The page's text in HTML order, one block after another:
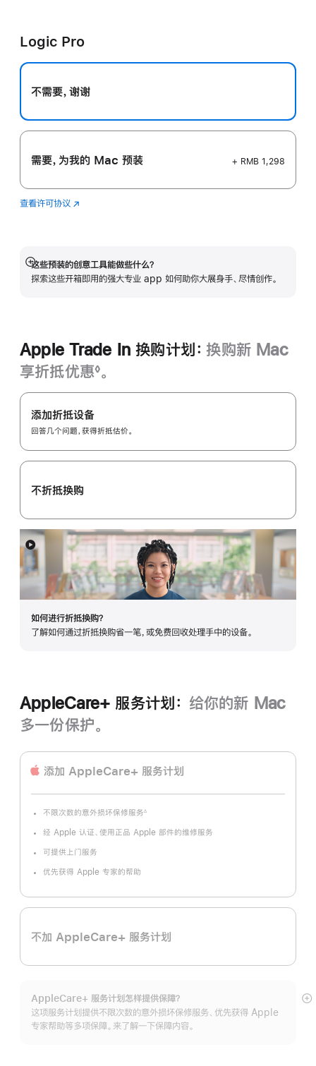
口
开)
Logic Pro
不需要，谢谢
需要，为我的 Mac 预装 + RMB 1,298
查看许可协议 Logic
(在
中
打
这些预装的创意工具能做些什么？
探索这些开箱即用的强大专业 app 如何助你大展身手、尽情创作。
展
开
Apple Trade In 换购计划： 换购新 Mac
享折抵优惠
注
◊。
Apple
Trade
换
购
划：
添加折抵设备
回答几个问题，获得折抵估价。
不折抵换购
如何进行折抵换购？
了解如何通过折抵换购省一笔，或免费回收处理手中的设备。
展
开
AppleCare+ 服务计划： 给你的新 Mac
多一份保护。
添加 AppleCare+ 服务计划
不限次数的意外损坏保修服务∆
经 Apple 认证、使用正品 Apple 部件的维修服务
可提供上门服务
优先获得 Apple 专家的帮助
不加 AppleCare+ 服务计划
AppleCare+ 服务计划怎样提供保⁠障？
这项服务计划提供不限次数的意外损坏保修服务、优先获得 Apple
专家帮助等多项保障。来了解一下保障内容。
展